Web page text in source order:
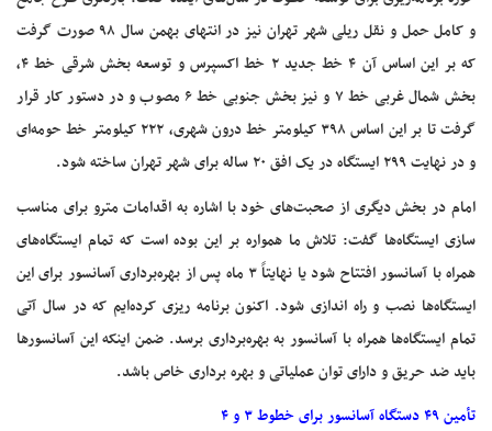
و کامل حمل و نقل ریلی شهر تهران نیز در انتهای بهمن سال ۹۸ صورت گرفت
که بر این اساس آن ۴ خط جدید ۲ خط اکسپرس و توسعه بخش شرقی خط ۴،
بخش شمال غربی خط ۷ و نیز بخش جنوبی خط ۶ مصوب و در دستور کار قرار
گرفت تا بر این اساس ۳۹۸ کیلومتر خط درون شهری، ۲۲۲ کیلومتر خط حومه‌ای
و در نهایت ۲۹۹ ایستگاه در یک افق ۲۰ ساله برای شهر تهران ساخته شود.
امام در بخش دیگری از صحبت‌های خود با اشاره به اقدامات مترو برای مناسب
سازی ایستگاه‌ها گفت: تلاش ما همواره بر این بوده است که تمام ایستگاه‌های
همراه با آسانسور افتتاح شود یا نهایتاً ۳ ماه پس از بهره‌برداری آسانسور برای این
ایستگاه‌ها نصب و راه اندازی شود. اکنون برنامه ریزی کرده‌ایم که در سال آتی
تمام ایستگاه‌ها همراه با آسانسور به بهره‌برداری برسد. ضمن اینکه این آسانسورها
باید ضد حریق و دارای توان عملیاتی و بهره برداری خاص باشد.
تأمین ۴۹ دستگاه آسانسور برای خطوط ۳ و ۴